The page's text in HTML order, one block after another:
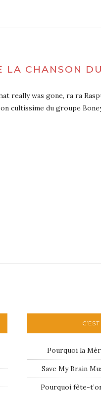
LA CHANSON
really was gone, ra ra
cultissime du groupe
Pourquoi la
Save My Brain
Pourquoi fête-